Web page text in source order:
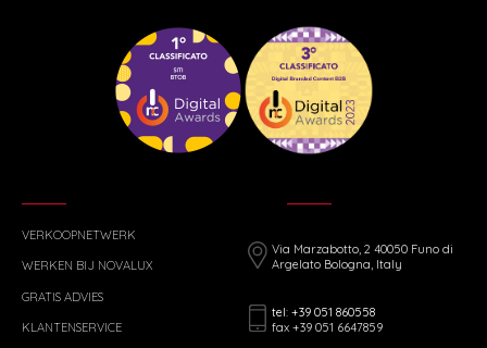
VERKOOPNETWERK
WERKEN BIJ NOVALUX
GRATIS ADVIES
KLANTENSERVICE
Via Marzabotto, 2 40050 Funo di
Argelato Bologna, Italy
tel: +39 051 860558
fax +39 051 6647859